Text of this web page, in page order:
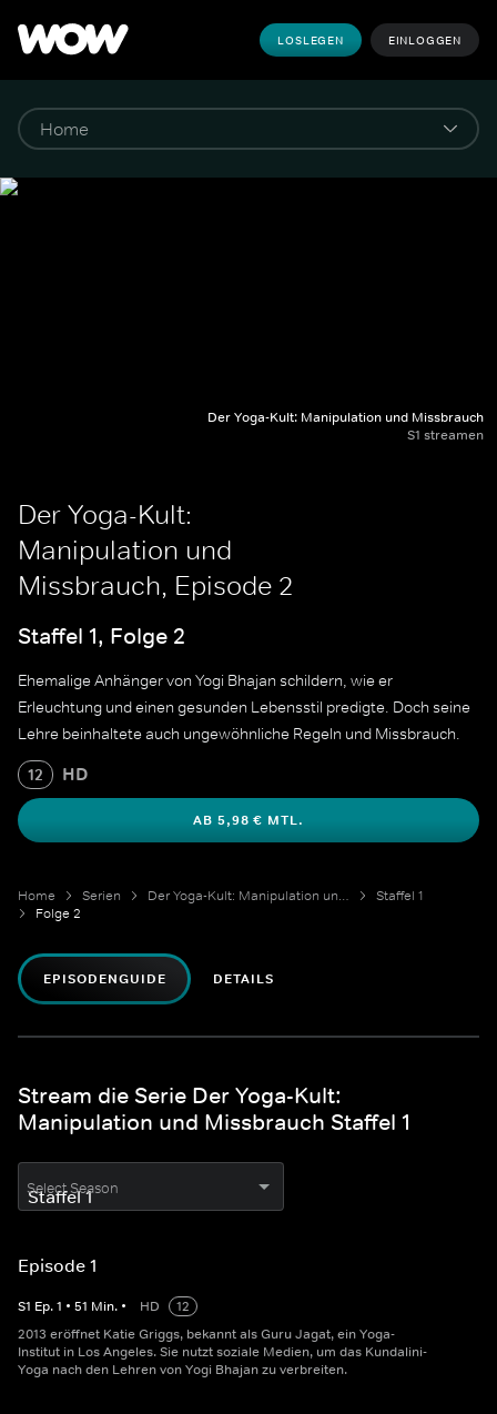
LOSLEGEN EINLOGGEN
Der Yoga-Kult: Manipulation und Missbrauch
S1 streamen
Der Yoga-Kult:
Manipulation und
Missbrauch, Episode 2
Staffel 1, Folge 2
Ehemalige Anhänger von Yogi Bhajan schildern, wie er
Erleuchtung und einen gesunden Lebensstil predigte. Doch seine
Lehre beinhaltete auch ungewöhnliche Regeln und Missbrauch.
12 HD
AB 5,98 € MTL.
Home Serien Der Yoga-Kult: Manipulation und Missbrauch
Staffel 1
Folge 2
EPISODENGUIDE DETAILS
Stream die Serie Der Yoga-Kult:
Manipulation und Missbrauch Staffel 1
Select Season
Episode 1
S1 Ep.1 • 51 Min. • HD
12
2013 eröffnet Katie Griggs, bekannt als Guru Jagat, ein Yoga-
Institut in Los Angeles. Sie nutzt soziale Medien, um das Kundalini-
Yoga nach den Lehren von Yogi Bhajan zu verbreiten.